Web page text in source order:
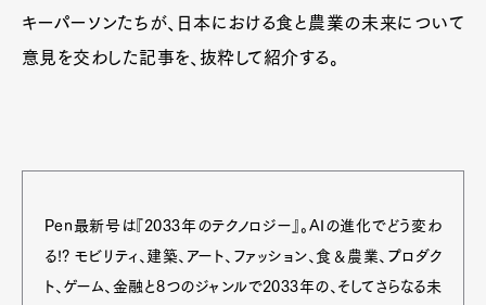
キーパーソンたちが、日本における食と農業の未来について
意見を交わした記事を、抜粋して紹介する。
Pen最新号は『2033年のテクノロジー』。AIの進化でどう変わ
る!? モビリティ、建築、アート、ファッション、食＆農業、プロダク
ト、ゲーム、金融と8つのジャンルで2033年の、そしてさらなる未